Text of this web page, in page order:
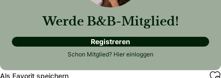
Werde B&B-Mitglied!
Registreren
Schon Mitglied? Hier einloggen
Als Favorit speichern